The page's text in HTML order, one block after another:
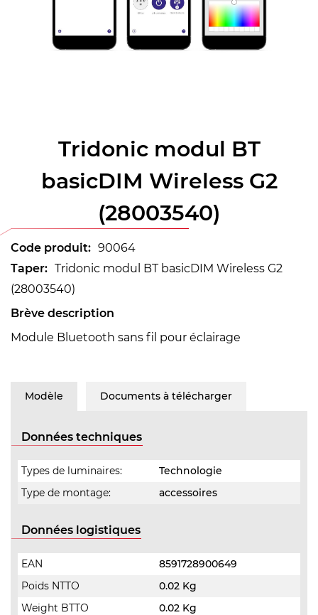
Tridonic modul BT
basicDIM Wireless G2
(28003540)
Code produit: 90064
Taper: Tridonic modul BT basicDIM Wireless G2
(28003540)
Brève description
Module Bluetooth sans fil pour éclairage
Modèle Documents à télécharger
Données techniques
Types de luminaires:
Technologie
Type de montage:
accessoires
Données logistiques
EAN
8591728900649
Poids NTTO
0.02 Kg
Weight BTTO
0.02 Kg